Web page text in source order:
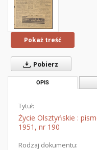
Pokaż treść
Pobierz
OPIS
Tytuł:
Życie Olsztyńskie :
1951, nr 190
Rodzaj dokumentu: